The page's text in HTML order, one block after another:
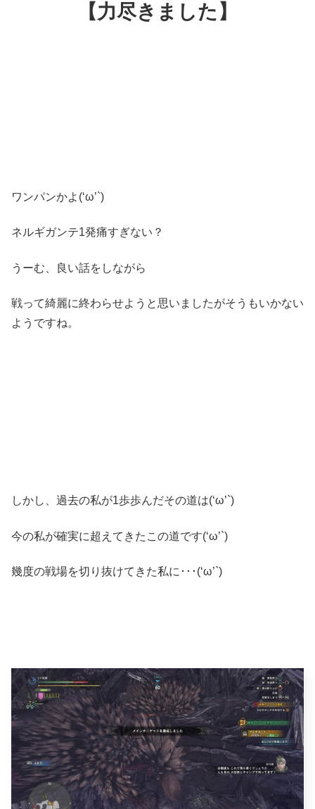
【力尽きました】
ワンパンかよ(‘ω’`)
ネルギガンテ1発痛すぎない？
うーむ、良い話をしながら
戦って綺麗に終わらせようと思いましたがそうもいかない
ようですね。
しかし、過去の私が1歩歩んだその道は(‘ω’`)
今の私が確実に超えてきたこの道です(‘ω’`)
幾度の戦場を切り抜けてきた私に･･･(‘ω’`)